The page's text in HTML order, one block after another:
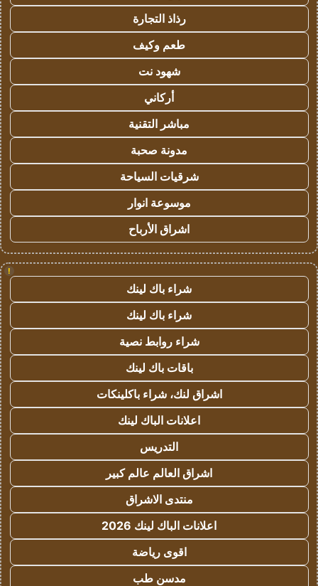
رذاذ التجارة
طعم وكيف
شهود نت
أركاني
مباشر التقنية
مدونة صحبة
شرقيات السياحة
موسوعة انوار
اشراق الأرباح
!
شراء باك لينك
شراء باك لينك
شراء روابط نصية
باقات باك لينك
اشراق لنك، شراء باكلينكات
اعلانات الباك لينك
التدريس
اشراق العالم عالم كبير
منتدى الاشراق
اعلانات الباك لينك 2026
اقوى رياضة
مدسن طب